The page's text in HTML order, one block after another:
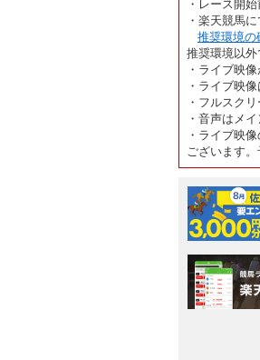
・レース開
・楽天競馬
推奨環境の
推奨環境以外
・ライブ映
・ライブ映
・フルスク
・音声はメ
・ライブ映
ございます。